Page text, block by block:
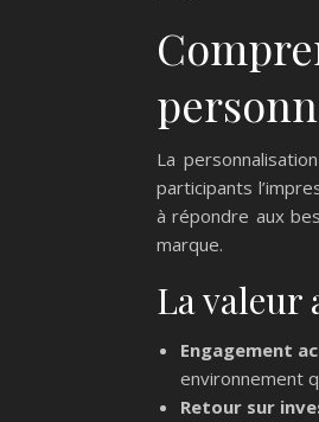
La
participants
à répondre aux
marque.
La valeur
Engagement
environnement
Retour sur